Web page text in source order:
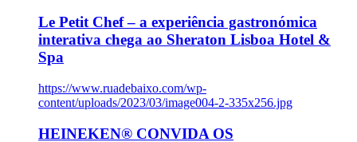
Le Petit Chef – a experiência gastronómica
interativa chega ao Sheraton Lisboa Hotel &
Spa
https://www.ruadebaixo.com/wp-
content/uploads/2023/03/image004-2-335x256.jpg
HEINEKEN® CONVIDA OS